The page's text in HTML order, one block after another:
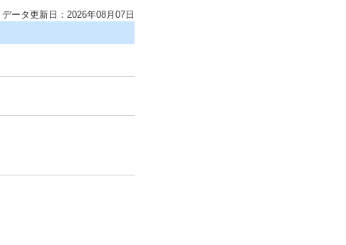
データ更新日：2026年08月07日